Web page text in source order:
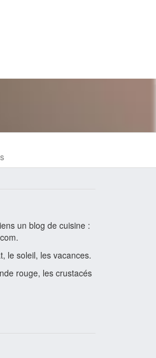
un blog de cuisine :
le soleil, les vacances.
rouge, les crustacés